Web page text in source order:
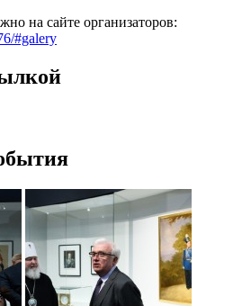
на сайте организаторов:
#galery